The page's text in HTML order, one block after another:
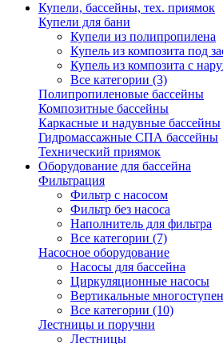
Купели, бассейны, тех. приямок
Купели для бани
Купели из полипропилена
Купель из композита под
Купель из композита с
Все категории (3)
Полипропиленовые бассейны
Композитные бассейны
Каркасные и надувные бассейны
Гидромассажные СПА бассейны
Технический приямок
Оборудование для бассейна
Фильтрация
Фильтр с насосом
Фильтр без насоса
Наполнитель для фильтра
Все категории (7)
Насосное оборудование
Насосы для бассейна
Циркуляционные насосы
Вертикальные
Все категории (10)
Лестницы и поручни
Лестницы